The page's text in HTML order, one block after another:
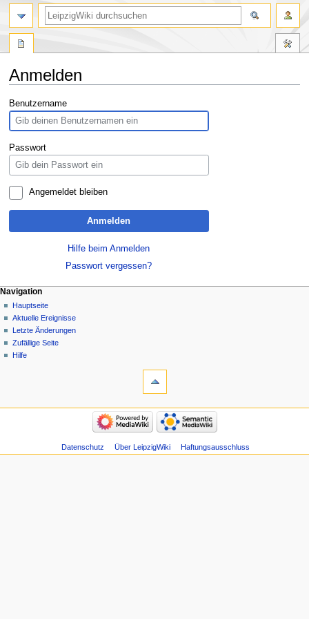
Anmelden
Zur
Navigation
springen
Zur
Suche
springen
Benutzername
Passwort
Angemeldet bleiben
Anmelden
Hilfe beim Anmelden
Passwort vergessen?
Navigation
Hauptseite
Aktuelle Ereignisse
Letzte Änderungen
Zufällige Seite
Hilfe
Datenschutz Über LeipzigWiki Haftungsausschluss